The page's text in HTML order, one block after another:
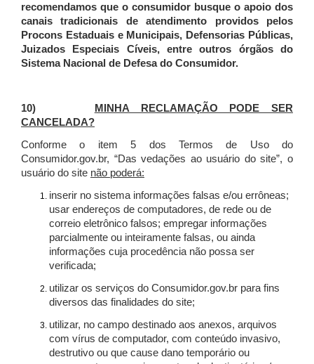
recomendamos que o consumidor busque o apoio dos
canais tradicionais de atendimento providos pelos
Procons Estaduais e Municipais, Defensorias Públicas,
Juizados Especiais Cíveis, entre outros órgãos do
Sistema Nacional de Defesa do Consumidor.
10)
MINHA RECLAMAÇÃO PODE SER
CANCELADA?
Conforme o item 5 dos Termos de Uso do
Consumidor.gov.br, “Das vedações ao usuário do site”, o
usuário do site não poderá:
inserir no sistema informações falsas e/ou errôneas;
usar endereços de computadores, de rede ou de
correio eletrônico falsos; empregar informações
parcialmente ou inteiramente falsas, ou ainda
informações cuja procedência não possa ser
verificada;
utilizar os serviços do Consumidor.gov.br para fins
diversos das finalidades do site;
utilizar, no campo destinado aos anexos, arquivos
com vírus de computador, com conteúdo invasivo,
destrutivo ou que cause dano temporário ou